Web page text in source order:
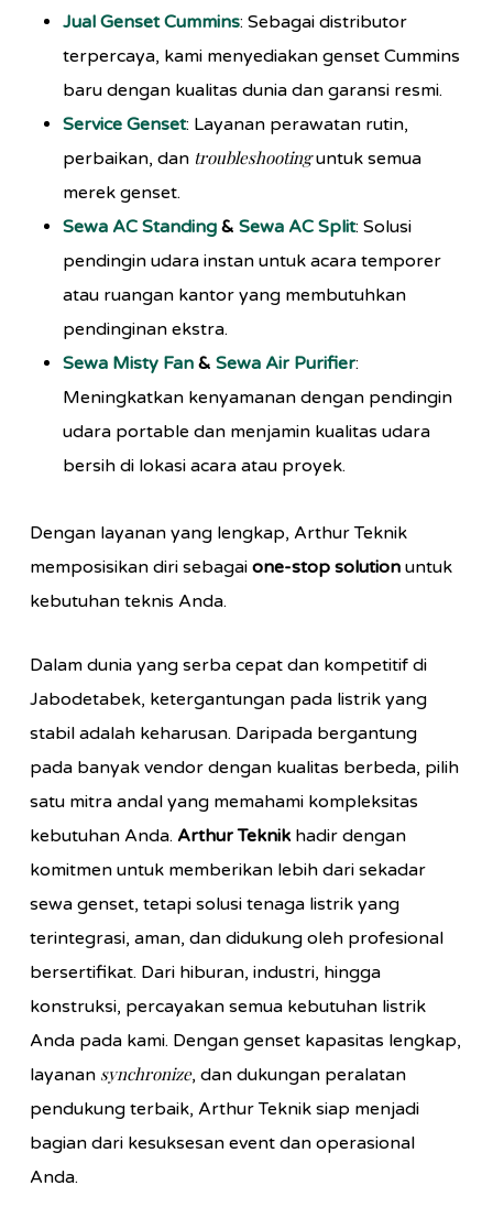
Jual Genset Cummins: Sebagai distributor
terpercaya, kami menyediakan genset Cummins
baru dengan kualitas dunia dan garansi resmi.
Service Genset: Layanan perawatan rutin,
perbaikan, dan troubleshootinguntuk semua
merek genset.
Sewa AC Standing& Sewa AC Split: Solusi
pendingin udara instan untuk acara temporer
atau ruangan kantor yang membutuhkan
pendinginan ekstra.
Sewa Misty Fan& Sewa Air Purifier:
Meningkatkan kenyamanan dengan pendingin
udara portable dan menjamin kualitas udara
bersih di lokasi acara atau proyek.
Dengan layanan yang lengkap, Arthur Teknik
memposisikan diri sebagai one-stop solutionuntuk
kebutuhan teknis Anda.
Dalam dunia yang serba cepat dan kompetitif di
Jabodetabek, ketergantungan pada listrik yang
stabil adalah keharusan. Daripada bergantung
pada banyak vendor dengan kualitas berbeda, pilih
satu mitra andal yang memahami kompleksitas
kebutuhan Anda. Arthur Teknikhadir dengan
komitmen untuk memberikan lebih dari sekadar
sewa genset, tetapi solusi tenaga listrik yang
terintegrasi, aman, dan didukung oleh profesional
bersertifikat. Dari hiburan, industri, hingga
konstruksi, percayakan semua kebutuhan listrik
Anda pada kami. Dengan genset kapasitas lengkap,
layanan synchronize, dan dukungan peralatan
pendukung terbaik, Arthur Teknik siap menjadi
bagian dari kesuksesan event dan operasional
Anda.